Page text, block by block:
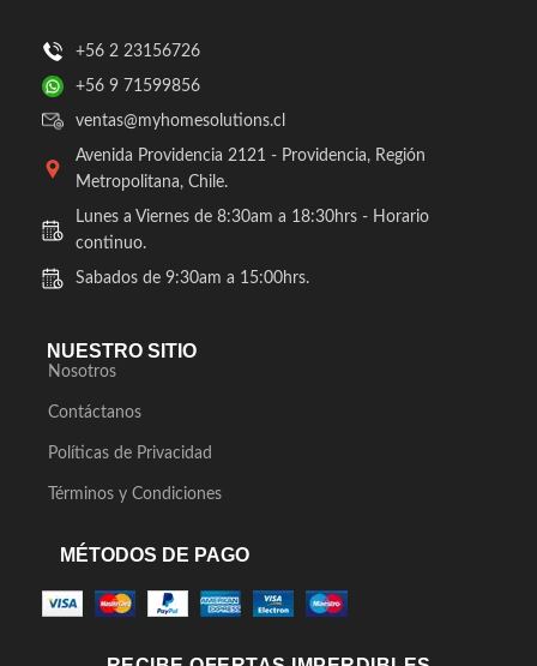
+56 2 23156726
+56 9 71599856
ventas@myhomesolutions.cl
Avenida Providencia 2121 - Providencia, Región
Metropolitana, Chile.
Lunes a Viernes de 8:30am a 18:30hrs - Horario
continuo.
Sabados de 9:30am a 15:00hrs.
NUESTRO SITIO
Nosotros
Contáctanos
Políticas de Privacidad
Términos y Condiciones
MÉTODOS DE PAGO